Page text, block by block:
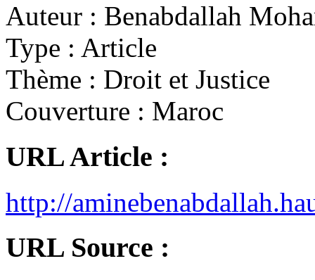
Auteur : Benabdallah
Type : Article
Thème : Droit et Justice
Couverture : Maroc
URL Article :
http://
URL Source :